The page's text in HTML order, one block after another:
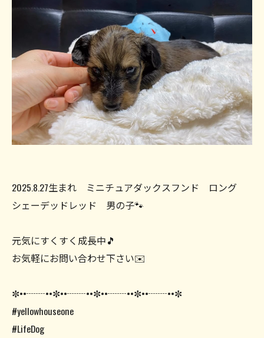
2025.8.27生まれ ミニチュアダックスフンド ロング
シェーデッドレッド 男の子🐾
元気にすくすく成長中🎵
お気軽にお問い合わせ下さい✉️
✼••┈┈••✼••┈┈••✼••┈┈••✼••┈┈••✼
#yellowhouseone
#LifeDog